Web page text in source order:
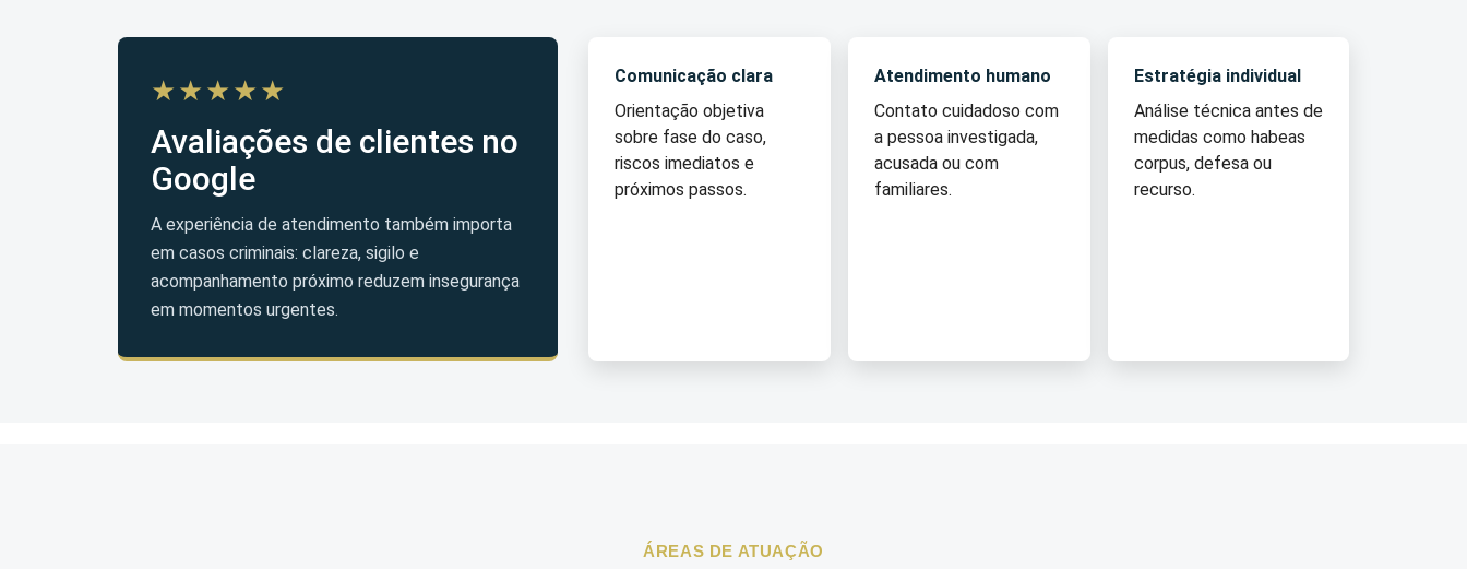
★★★★★
Avaliações de clientes no
Google
A experiência de atendimento também importa
em casos criminais: clareza, sigilo e
acompanhamento próximo reduzem insegurança
em momentos urgentes.
Comunicação clara
Orientação objetiva
sobre fase do caso,
riscos imediatos e
próximos passos.
Atendimento humano
Contato cuidadoso com
a pessoa investigada,
acusada ou com
familiares.
Estratégia individual
Análise técnica antes de
medidas como habeas
corpus, defesa ou
recurso.
ÁREAS DE ATUAÇÃO